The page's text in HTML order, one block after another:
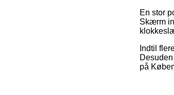
En stor
Skærm
Indtil
på